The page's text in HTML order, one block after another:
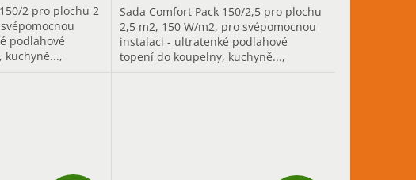
2 pro plochu 2
podlahové
kuchyně...,
Sada Comfort Pack 150/2,5 pro plochu
2,5 m2, 150 W/m2, pro svépomocnou
instalaci - ultratenké podlahové
topení do koupelny, kuchyně...,